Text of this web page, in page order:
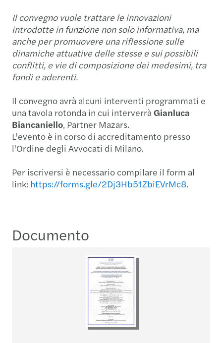
Il convegno vuole trattare le innovazioni
introdotte in funzione non solo informativa, ma
anche per promuovere una riflessione sulle
dinamiche attuative delle stesse e sui possibili
conflitti, e vie di composizione dei medesimi, tra
fondi e aderenti.
Il convegno avrà alcuni interventi programmati e
una tavola rotonda in cui interverrà Gianluca
Biancaniello, Partner Mazars.
L'evento è in corso di accreditamento presso
l'Ordine degli Avvocati di Milano.
Per iscriversi è necessario compilare il form al
link: https://forms.gle/2Dj3Hb51ZbiEVrMc8.
Documento